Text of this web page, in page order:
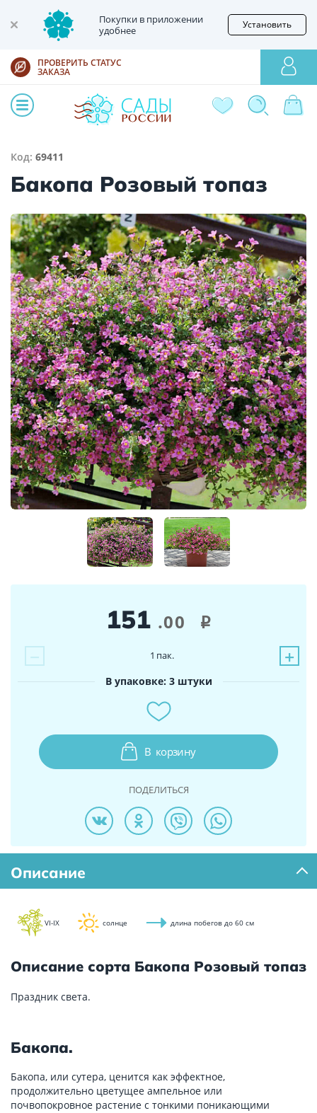
Покупки в приложении
удобнее
Установить
ПРОВЕРИТЬ СТАТУС
ЗАКАЗА
Код: 69411
Бакопа Розовый топаз
151 .00 i
− +
1 пак.
В упаковке: 3 штуки
В корзину
ПОДЕЛИТЬСЯ
Описание
VI-IX солнце длина побегов до 60 см
Описание сорта Бакопа Розовый топаз
Праздник света.
Бакопа.
Бакопа, или сутера, ценится как эффектное,
продолжительно цветущее ампельное или
почвопокровное растение с тонкими поникающими